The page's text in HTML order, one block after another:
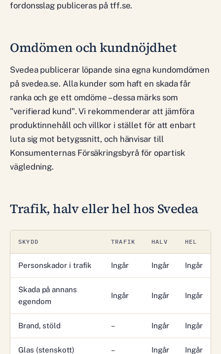
fordonsslag publiceras på tff.se.
Omdömen och kundnöjdhet
Svedea publicerar löpande sina egna kundomdömen
på svedea.se. Alla kunder som haft en skada får
ranka och ge ett omdöme – dessa märks som
"verifierad kund". Vi rekommenderar att jämföra
produktinnehåll och villkor i stället för att enbart
luta sig mot betygssnitt, och hänvisar till
Konsumenternas Försäkringsbyrå för opartisk
vägledning.
Trafik, halv eller hel hos Svedea
SKYDD TRAFIK HALV HEL
Personskador i trafik Ingår Ingår Ingår
Skada på annans
egendom
Ingår Ingår Ingår
Brand, stöld – Ingår Ingår
Glas (stenskott) – Ingår Ingår